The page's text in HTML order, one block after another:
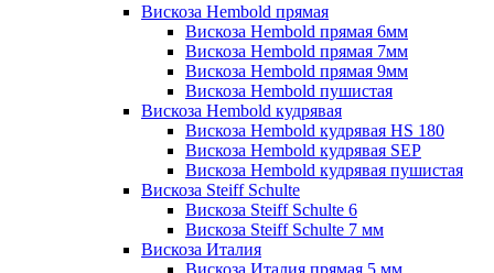
Вискоза Hembold прямая
Вискоза Hembold прямая 6мм
Вискоза Hembold прямая 7мм
Вискоза Hembold прямая 9мм
Вискоза Hembold пушистая
Вискоза Hembold кудрявая
Вискоза Hembold кудрявая HS 180
Вискоза Hembold кудрявая SEP
Вискоза Hembold кудрявая пушистая
Вискоза Steiff Schulte
Вискоза Steiff Schulte 6
Вискоза Steiff Schulte 7 мм
Вискоза Италия
Вискоза Италия прямая 5 мм